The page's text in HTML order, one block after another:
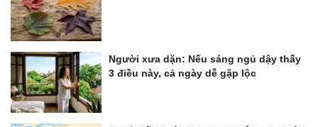
Người xưa dặn: Nếu sáng ngủ dậy thấy
3 điều này, cả ngày dễ gặp lộc